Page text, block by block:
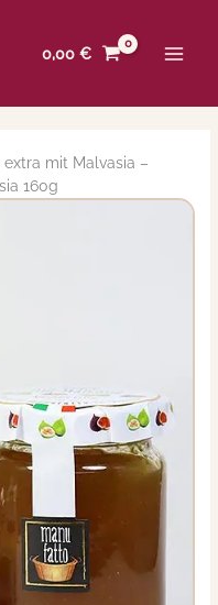
0,00€
extra mit Malvasia –
160g